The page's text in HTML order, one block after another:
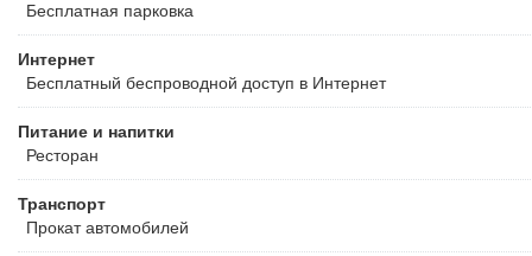
Бесплатная парковка
Интернет
Бесплатный беспроводной доступ в Интернет
Питание и напитки
Ресторан
Транспорт
Прокат автомобилей